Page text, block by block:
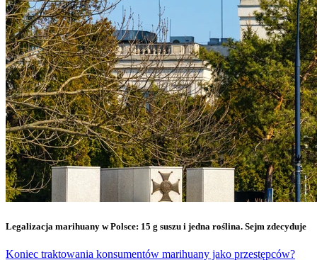
Legalizacja marihuany w Polsce: 15 g suszu i jedna roślina. Sejm zdecyduje
Koniec traktowania konsumentów marihuany jako przestępców?